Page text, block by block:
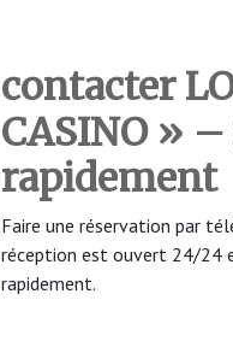
contacter
CASINO » –
rapidement
Faire une réservation par
réception est ouvert 24/24
rapidement.